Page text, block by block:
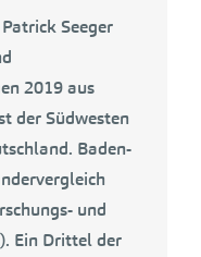
Seeger
2019 aus
der Südwesten
Baden-
und
Ein Drittel der